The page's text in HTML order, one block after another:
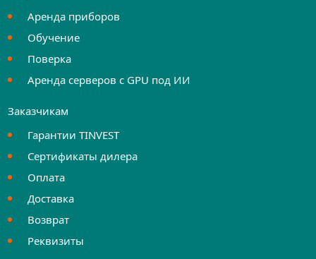
Аренда приборов
Обучение
Поверка
Аренда серверов с GPU под ИИ
Заказчикам
Гарантии TINVEST
Сертификаты дилера
Оплата
Доставка
Возврат
Реквизиты